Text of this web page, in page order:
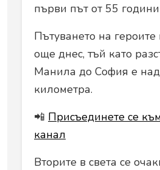
първи път от 55
Пътуването на
още днес, тъй като
Манила до София е
километра.
📲 Присъединете се
канал
Вторите в света се